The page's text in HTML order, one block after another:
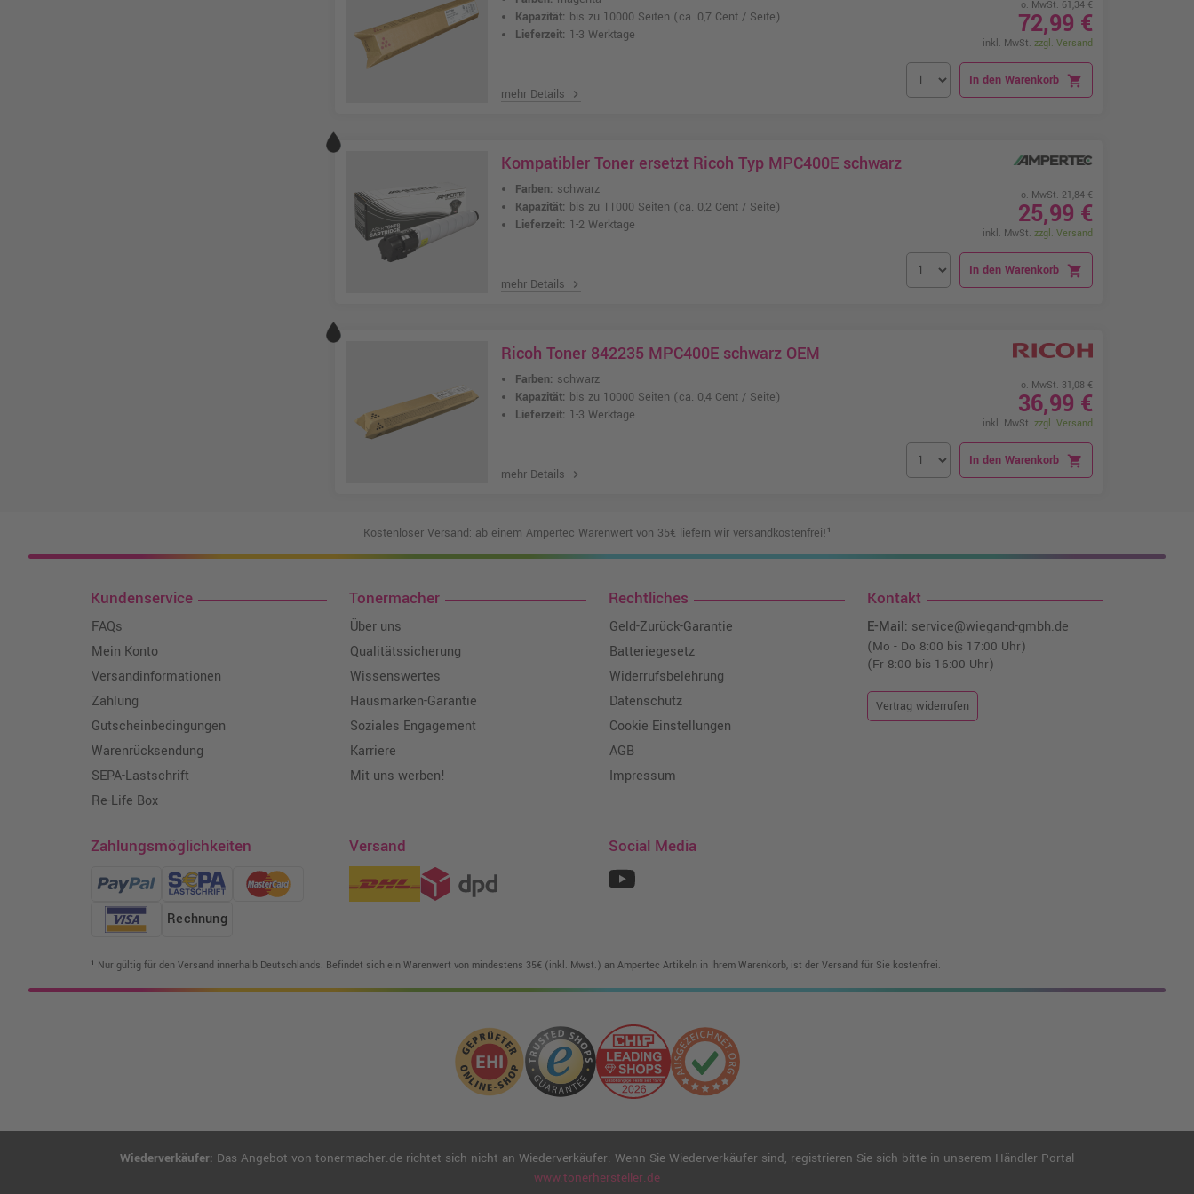
Kapazität: bis zu 10000 Seiten (ca. 0,7 Cent / Seite)
Lieferzeit: 1-3 Werktage
mehr Details chevron_right
o. MwSt. 61,34 €
72,99 €
inkl. MwSt. zzgl. Versand
In den Warenkorb shopping_cart
Kompatibler Toner ersetzt Ricoh Typ MPC400E schwarz
Farben: schwarz
Kapazität: bis zu 11000 Seiten (ca. 0,2 Cent / Seite)
Lieferzeit: 1-2 Werktage
mehr Details chevron_right
o. MwSt. 21,84 €
25,99 €
inkl. MwSt. zzgl. Versand
In den Warenkorb shopping_cart
Ricoh Toner 842235 MPC400E schwarz OEM
Farben: schwarz
Kapazität: bis zu 10000 Seiten (ca. 0,4 Cent / Seite)
Lieferzeit: 1-3 Werktage
mehr Details chevron_right
o. MwSt. 31,08 €
36,99 €
inkl. MwSt. zzgl. Versand
In den Warenkorb shopping_cart
Kostenloser Versand: ab einem Ampertec Warenwert von 35€ liefern wir versandkostenfrei!¹
Kundenservice
FAQs
Mein Konto
Versandinformationen
Zahlung
Gutscheinbedingungen
Warenrücksendung
SEPA-Lastschrift
Re-Life Box
Tonermacher
Über uns
Qualitätssicherung
Wissenswertes
Hausmarken-Garantie
Soziales Engagement
Karriere
Mit uns werben!
Rechtliches
Geld-Zurück-Garantie
Batteriegesetz
Widerrufsbelehrung
Datenschutz
Cookie Einstellungen
AGB
Impressum
Kontakt
E-Mail: service@wiegand-gmbh.de
(Mo - Do 8:00 bis 17:00 Uhr)
(Fr 8:00 bis 16:00 Uhr)
Vertrag widerrufen
Zahlungsmöglichkeiten
Rechnung
Versand Social Media
¹ Nur gültig für den Versand innerhalb Deutschlands. Befindet sich ein Warenwert von mindestens 35€ (inkl. Mwst.) an Ampertec Artikeln in Ihrem Warenkorb, ist der Versand für Sie kostenfrei.
Wiederverkäufer: Das Angebot von tonermacher.de richtet sich nicht an Wiederverkäufer. Wenn Sie Wiederverkäufer sind, registrieren Sie sich bitte in unserem Händler-Portal
www.tonerhersteller.de